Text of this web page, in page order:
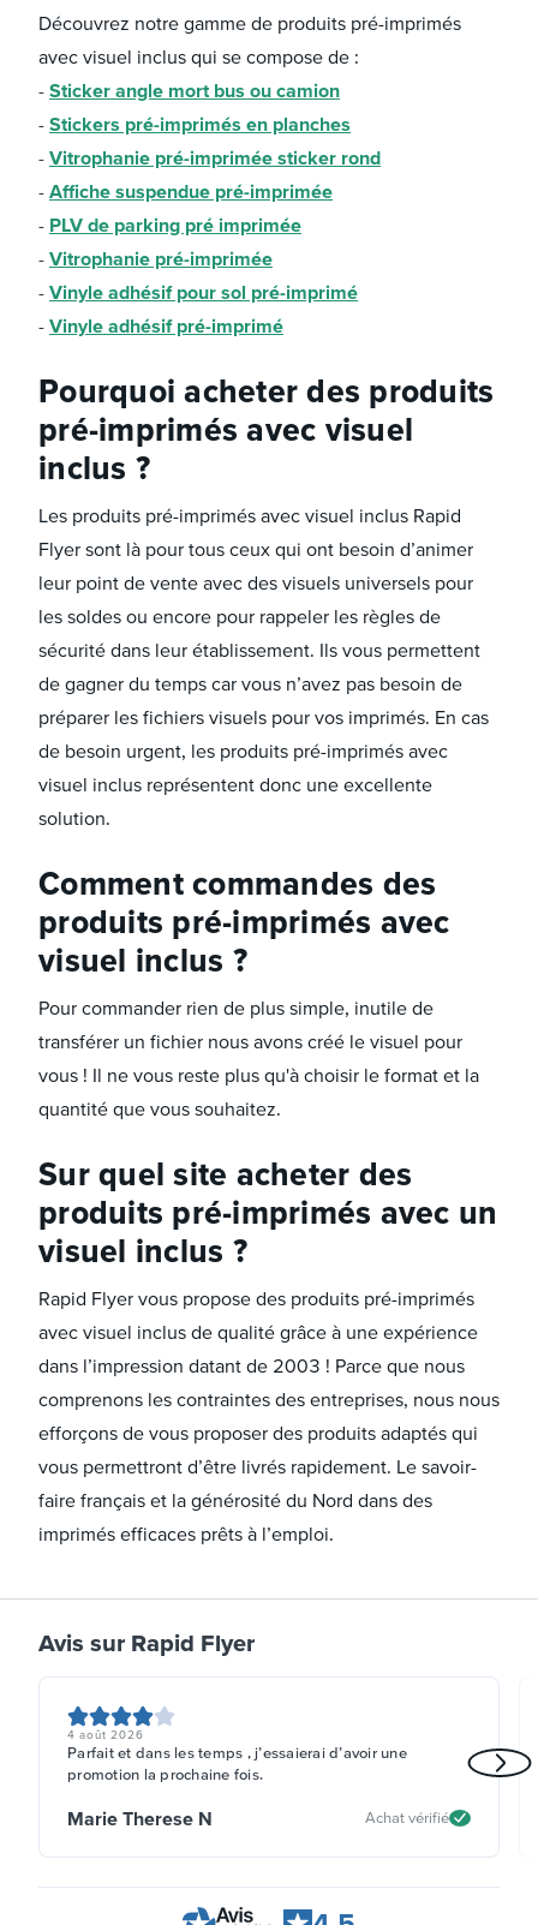
Découvrez notre gamme de produits pré-imprimés
avec visuel inclus qui se compose de :
Sticker angle mort bus ou camion
Stickers pré-imprimés en planches
Vitrophanie pré-imprimée sticker rond
Affiche suspendue pré-imprimée
PLV de parking pré imprimée
Vitrophanie pré-imprimée
Vinyle adhésif pour sol pré-imprimé
Vinyle adhésif pré-imprimé
Pourquoi acheter des produits
pré-imprimés avec visuel
inclus ?
Les produits pré-imprimés avec visuel inclus Rapid
Flyer sont là pour tous ceux qui ont besoin d’animer
leur point de vente avec des visuels universels pour
les soldes ou encore pour rappeler les règles de
sécurité dans leur établissement. Ils vous permettent
de gagner du temps car vous n’avez pas besoin de
préparer les fichiers visuels pour vos imprimés. En cas
de besoin urgent, les produits pré-imprimés avec
visuel inclus représentent donc une excellente
solution.
Comment commandes des
produits pré-imprimés avec
visuel inclus ?
Pour commander rien de plus simple, inutile de
transférer un fichier nous avons créé le visuel pour
vous ! Il ne vous reste plus qu'à choisir le format et la
quantité que vous souhaitez.
Sur quel site acheter des
produits pré-imprimés avec un
visuel inclus ?
Rapid Flyer vous propose des produits pré-imprimés
avec visuel inclus de qualité grâce à une expérience
dans l’impression datant de 2003 ! Parce que nous
comprenons les contraintes des entreprises, nous nous
efforçons de vous proposer des produits adaptés qui
vous permettront d’être livrés rapidement. Le savoir-
faire français et la générosité du Nord dans des
imprimés efficaces prêts à l’emploi.
Avis sur Rapid Flyer
4 août 2026
Parfait et dans les temps , j’essaierai d’avoir une
promotion la prochaine fois.
Marie Therese N Achat vérifié